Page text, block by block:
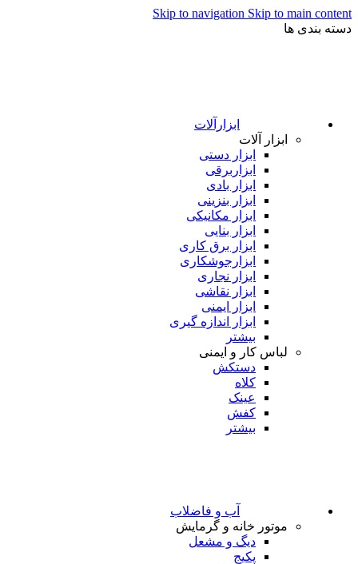
Skip to navigation Skip to main content
دسته بندی ها
ابزارآلات
ابزار آلات
ابزار دستی
ابزاربرقی
ابزار بادی
ابزار بنزینی
ابزار مکانیکی
ابزار بنایی
ابزار برق کاری
ابزارجوشکاری
ابزار نجاری
ابزار نقاشی
ابزار ایمنی
ابزار اندازه گیری
بیشتر
لباس کار و ایمنی
دستکش
کلاه
عینک
کفش
بیشتر
آب و فاضلاب
موتور خانه و گرمایش
دیگ و مشعل
پکیج